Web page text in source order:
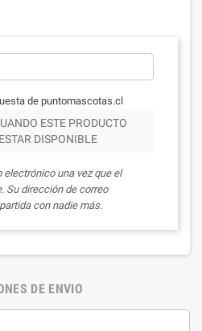
de puntomascotas.cl
ESTE PRODUCTO
DISPONIBLE
electrónico una vez que el
Su dirección de correo
con nadie más.
DE ENVIO